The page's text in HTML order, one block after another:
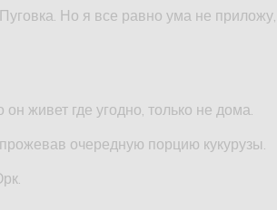
Но я все равно ума не приложу,
живет где угодно, только не дома.
очередную порцию кукурузы.